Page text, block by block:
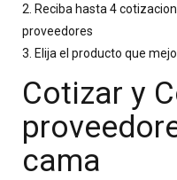
2. Reciba hasta 4
proveedores
3. Elija el producto que
Cotizar y
cama